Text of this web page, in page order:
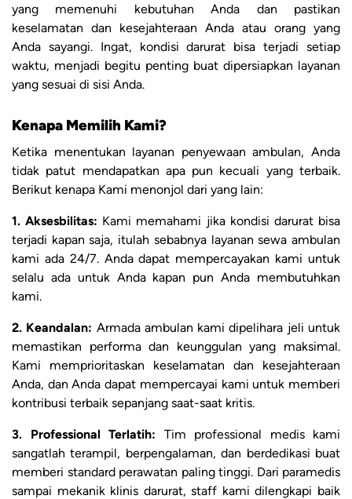
yang memenuhi kebutuhan Anda dan pastikan
keselamatan dan kesejahteraan Anda atau orang yang
Anda sayangi. Ingat, kondisi darurat bisa terjadi setiap
waktu, menjadi begitu penting buat dipersiapkan layanan
yang sesuai di sisi Anda.
Kenapa Memilih Kami?
Ketika menentukan layanan penyewaan ambulan, Anda
tidak patut mendapatkan apa pun kecuali yang terbaik.
Berikut kenapa Kami menonjol dari yang lain:
1. Aksesbilitas: Kami memahami jika kondisi darurat bisa
terjadi kapan saja, itulah sebabnya layanan sewa ambulan
kami ada 24/7. Anda dapat mempercayakan kami untuk
selalu ada untuk Anda kapan pun Anda membutuhkan
kami.
2. Keandalan: Armada ambulan kami dipelihara jeli untuk
memastikan performa dan keunggulan yang maksimal.
Kami memprioritaskan keselamatan dan kesejahteraan
Anda, dan Anda dapat mempercayai kami untuk memberi
kontribusi terbaik sepanjang saat-saat kritis.
3. Professional Terlatih: Tim professional medis kami
sangatlah terampil, berpengalaman, dan berdedikasi buat
memberi standard perawatan paling tinggi. Dari paramedis
sampai mekanik klinis darurat, staff kami dilengkapi baik